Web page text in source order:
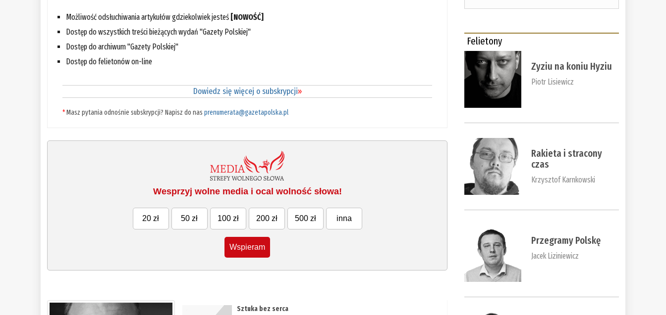
Możliwość odsłuchiwania artykułów gdziekolwiek jesteś [NOWOŚĆ]
Dostęp do wszystkich treści bieżących wydań "Gazety Polskiej"
Dostęp do archiwum "Gazety Polskiej"
Dostęp do felietonów on-line
Dowiedz się więcej o subskrypcji»
*Masz pytania odnośnie subskrypcji? Napisz do nasprenumerata@gazetapolska.pl
Wesprzyj wolne media i ocal wolność słowa!
20 zł 50 zł 100 zł 200 zł 500 zł inna
Wspieram
Sztuka bez serca
Felietony
Zyziu na koniu Hyziu
Piotr Lisiewicz
Rakieta i stracony
czas
Krzysztof Karnkowski
Przegramy Polskę
Jacek Liziniewicz